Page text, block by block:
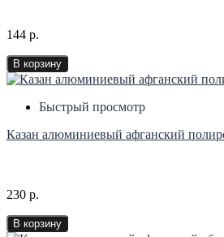
144 р.
В корзину
Быстрый просмотр
Казан алюминиевый афганский
230 р.
В корзину